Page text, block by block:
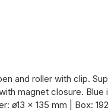
and roller with clip.
magnet closure. Blue
ø13 x 135 mm | Box: